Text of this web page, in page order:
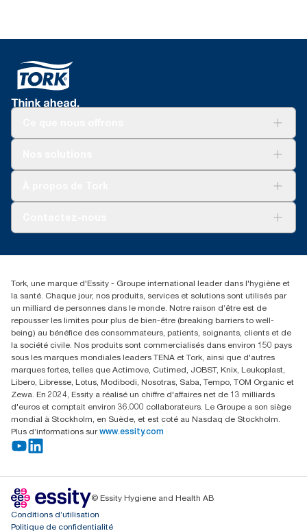
(866) 722-8675
Tork, une marque d'Essity - Groupe international leader dans l'hygiène et
la santé. Chaque jour, nos produits, services et solutions sont utilisés par
un milliard de personnes dans le monde. Notre raison d’être est de
repousser les limites pour plus de bien-être (breaking barriers to well-
being) au bénéfice des consommateurs, patients, soignants, clients et de
la société civile. Nos produits sont commercialisés dans environ 150 pays
sous les marques mondiales leaders TENA et Tork, ainsi que d'autres
marques fortes, telles que Actimove, Cutimed, JOBST, Knix, Leukoplast,
Libero, Libresse, Lotus, Modibodi, Nosotras, Saba, Tempo, TOM Organic et
Zewa. En 2024, Essity a réalisé un chiffre d'affaires net de 13 milliards
d'euros et comptait environ 36.000 collaborateurs. Le Groupe a son siège
mondial à Stockholm, en Suède, et est coté au Nasdaq de Stockholm.
Plus d’informations sur www.essity.com
© Essity Hygiene and Health AB
Conditions d’utilisation
Politique de confidentialité